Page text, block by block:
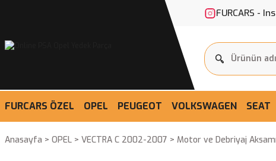
FURCARS -
FURCARS ÖZEL OPEL PEUGEOT VOLKSWAGEN SEAT
Anasayfa OPEL VECTRA C 2002-2007 Motor ve Debriyaj Aksamı